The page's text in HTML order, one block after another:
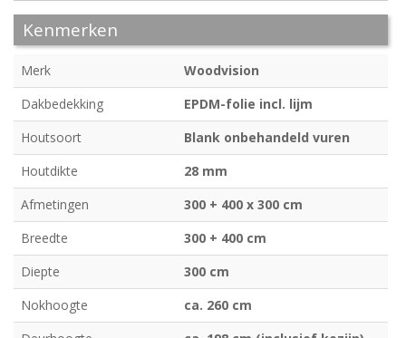
Kenmerken
Merk
Woodvision
Dakbedekking
EPDM-folie incl. lijm
Houtsoort
Blank onbehandeld vuren
Houtdikte
28 mm
Afmetingen
300 + 400 x 300 cm
Breedte
300 + 400 cm
Diepte
300 cm
Nokhoogte
ca. 260 cm